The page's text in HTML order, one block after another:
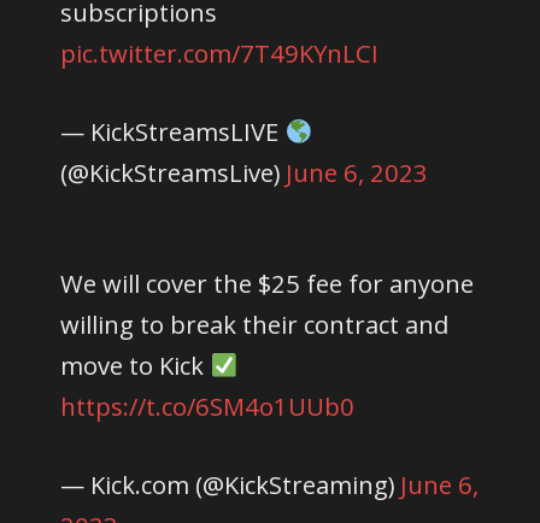
subscriptions
pic.twitter.com/7T49KYnLCI
— KickStreamsLIVE
(@KickStreamsLive) June 6, 2023
We will cover the $25 fee for anyone
willing to break their contract and
move to Kick
https://t.co/6SM4o1UUb0
— Kick.com (@KickStreaming) June 6,